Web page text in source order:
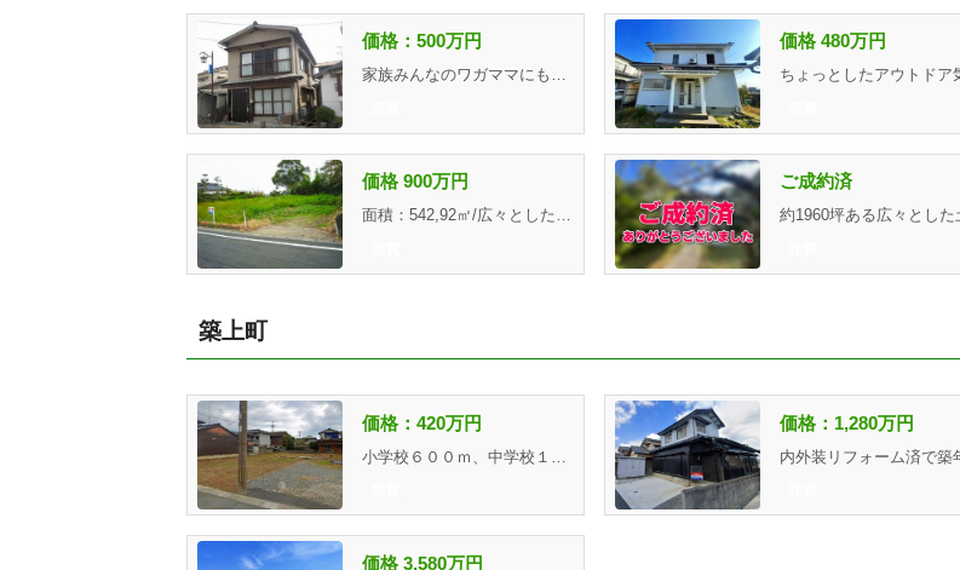
価格：500万円
家族みんなのワガママにも応える５ＤＫ。是非その目でお確かめ...
価格 480万円
価格 900万円
面積：542,92㎡/広々とした土地なので住居や駐車場にお庭や家庭...
ご成約済
築上町
価格：420万円 価格：1,280万円
価格 3,580万円